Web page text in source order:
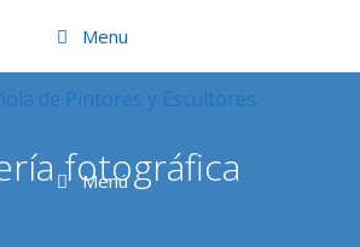
Menu
Menú
fotográfica